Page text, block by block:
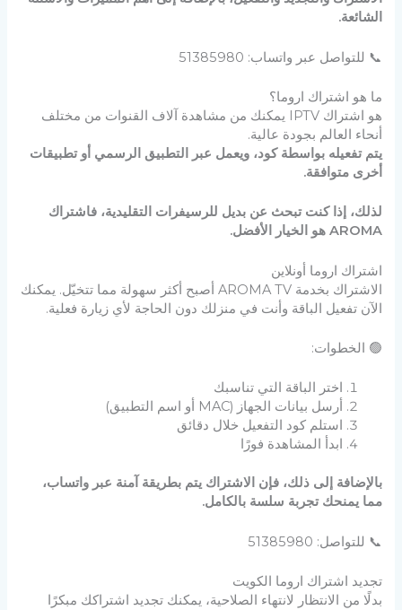
الشائعة.
📞 للتواصل عبر واتساب: 51385980
ما هو اشتراك اروما؟
هو اشتراك IPTV يمكنك من مشاهدة آلاف القنوات من مختلف
أنحاء العالم بجودة عالية.
يتم تفعيله بواسطة كود، ويعمل عبر التطبيق الرسمي أو تطبيقات
أخرى متوافقة.
لذلك، إذا كنت تبحث عن بديل للرسيفرات التقليدية، فاشتراك
AROMA هو الخيار الأفضل.
اشتراك اروما أونلاين
الاشتراك بخدمة AROMA TV أصبح أكثر سهولة مما تتخيّل. يمكنك
الآن تفعيل الباقة وأنت في منزلك دون الحاجة لأي زيارة فعلية.
🟢 الخطوات:
اختر الباقة التي تناسبك
أرسل بيانات الجهاز (MAC أو اسم التطبيق)
استلم كود التفعيل خلال دقائق
ابدأ المشاهدة فورًا
بالإضافة إلى ذلك، فإن الاشتراك يتم بطريقة آمنة عبر واتساب،
مما يمنحك تجربة سلسة بالكامل.
📞 للتواصل: 51385980
تجديد اشتراك اروما الكويت
بدلًا من الانتظار لانتهاء الصلاحية، يمكنك تجديد اشتراكك مبكرًا